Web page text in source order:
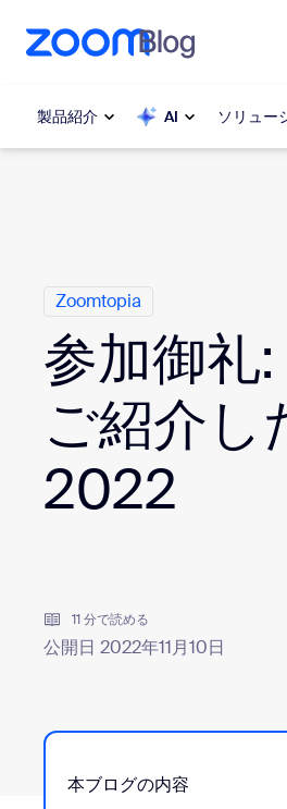
テンツへスキップ
ャットへスキップ
製品紹介 AI ソリュー
Zoomビジネスサービス
Zoom CX
Zoom AI
デベロッパー
デスクトップにインストール
カ テ ゴ リ
Zoomtopia
参加御礼
ご紹介
2022
11 分で読める
公開日 2022年11月10日
本ブログの内容